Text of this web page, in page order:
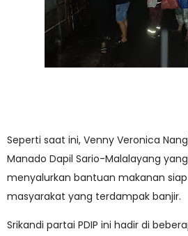
Seperti saat ini, Venny Veronica
Manado Dapil Sario-Malalayang
menyalurkan bantuan makanan
masyarakat yang terdampak banjir.
Srikandi partai PDIP ini hadir di